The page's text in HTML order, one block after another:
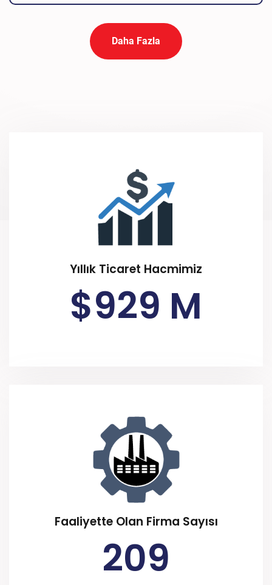
Daha Fazla
Yıllık Ticaret Hacmimiz
$929 M
Faaliyette Olan Firma Sayısı
209